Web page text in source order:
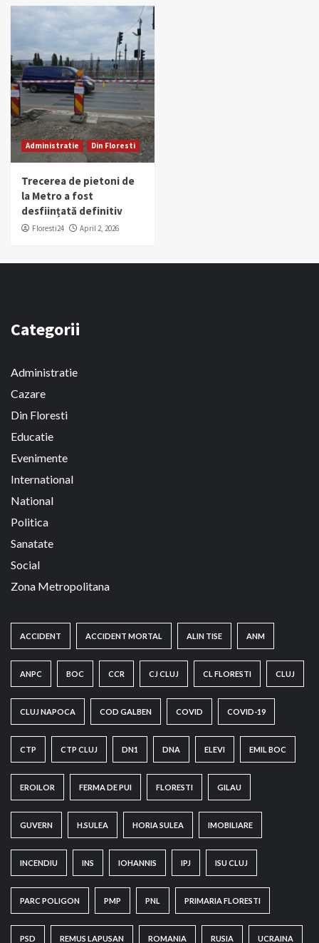
Administratie Din Floresti
Trecerea de pietoni de
la Metro a fost
desființată definitiv
Floresti24 April 2, 2026
Categorii
Administratie
Cazare
Din Floresti
Educatie
Evenimente
International
National
Politica
Sanatate
Social
Zona Metropolitana
ACCIDENT ACCIDENT MORTAL ALIN TISE ANM
ANPC BOC CCR CJ CLUJ CL FLORESTI CLUJ
CLUJ NAPOCA COD GALBEN COVID COVID-19
CTP CTP CLUJ DN1 DNA ELEVI EMIL BOC
EROILOR FERMA DE PUI FLORESTI GILAU
GUVERN H.SULEA HORIA SULEA IMOBILIARE
INCENDIU INS IOHANNIS IPJ ISU CLUJ
PARC POLIGON PMP PNL PRIMARIA FLORESTI
PSD REMUS LAPUSAN ROMANIA RUSIA UCRAINA